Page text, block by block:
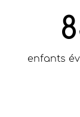
enfants